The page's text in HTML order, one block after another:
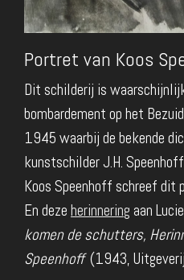
Portret van Koos
Dit schilderij is
bombardement op het
1945 waarbij de bekende
kunstschilder J.H.
Koos Speenhoff schreef dit
En deze herinnering aan
komen de schutters,
Speenhoff(1943, Uitgeverij